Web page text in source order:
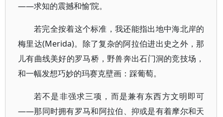
——求知的震撼和愉‘院。
若完全按着这个标准，我还能指出地中海北岸的
梅里达(Merida)。除了复杂的阿拉伯进出史之外，那
儿有曲线美好的罗马桥，野兽奔出石门洞的竞技场，
和一幅发想巧妙的玛赛克壁画：踩葡萄。
若不是非强求三项，而是兼有东西方文明即可
——那同时拥有罗马和阿拉伯、抑或是有着摩尔和天